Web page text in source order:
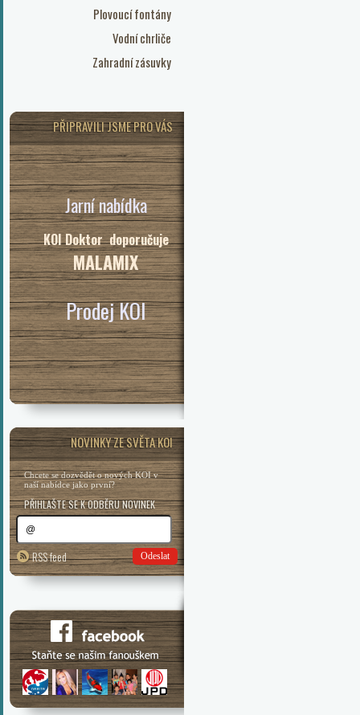
Plovoucí fontány
Vodní chrliče
Zahradní zásuvky
PŘIPRAVILI JSME PRO VÁS
Jarní nabídka
KOI Doktor doporučuje
MALAMIX
Prodej KOI
NOVINKY ZE SVĚTA KOI
Chcete se dozvědět o nových KOI v
naší nabídce jako první?
PŘIHLAŠTE SE K ODBĚRU NOVINEK
RSS feed Odeslat